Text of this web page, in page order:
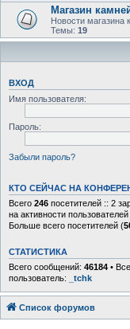
Магазин
Новости
Темы: 19
ВХОД
Имя пользователя:
Пароль:
Забыли пароль?
КТО СЕЙЧАС НА
Всего 246 посетителей :: 2
на активности
Больше всего посетителей (
СТАТИСТИКА
Всего сообщений: 46184 •
пользователь:
_tchk
Список форумов